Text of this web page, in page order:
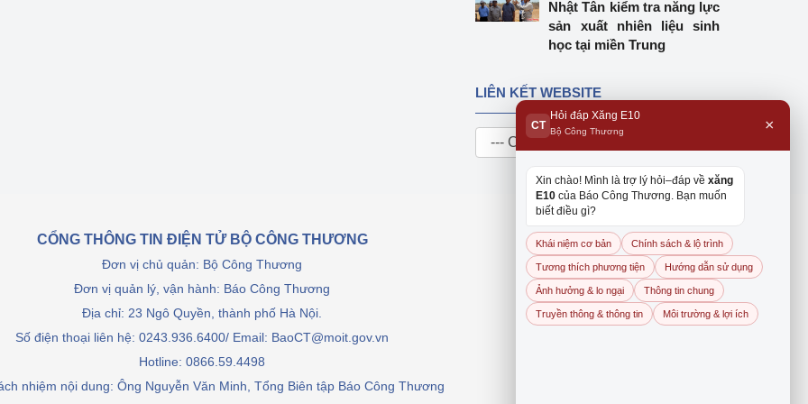
Văn bản về môi trường
Đọc báo giúp bạn
Khu vực miền Bắc
Khu vực miền Trung
Khu vực miền Nam
Hiệp định EVFTA
Thị trường châu Á – châu Phi
Thị trường châu Âu – châu Mỹ
đưa nghị quyết
Nhật Tân kiểm tra năng lực
sản xuất nhiên liệu sinh
học tại miền Trung
LIÊN KẾT WEBSITE
CỔNG THÔNG TIN ĐIỆN TỬ BỘ CÔNG THƯƠNG
Đơn vị chủ quản: Bộ Công Thương
Đơn vị quản lý, vận hành: Báo Công Thương
Địa chỉ: 23 Ngô Quyền, thành phố Hà Nội.
Số điện thoại liên hệ: 0243.936.6400/ Email: BaoCT@moit.gov.vn
Hotline: 0866.59.4498
nhiệm nội dung: Ông Nguyễn Văn Minh, Tổng Biên tập Báo Công Thương
CT
Hỏi đáp Xăng E10
Bộ Công Thương ×
Xin chào! Mình là trợ lý hỏi–đáp về xăng
E10 của Báo Công Thương. Bạn muốn
biết điều gì?
Khái niệm cơ bản Chính sách & lộ trình
Tương thích phương tiện Hướng dẫn sử dụng
Ảnh hưởng & lo ngại Thông tin chung
Truyền thông & thông tin Môi trường & lợi ích